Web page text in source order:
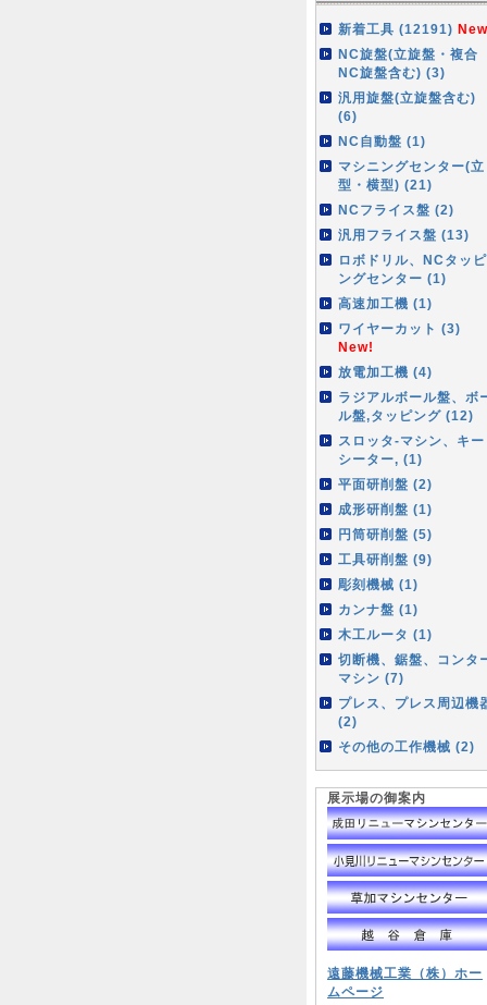
新着工具 (12191)
NC旋盤(立旋盤・複合
NC旋盤含む) (3)
汎用旋盤(立旋盤含む)
(6)
NC自動盤 (1)
マシニングセンター(立
型・横型) (21)
NCフライス盤 (2)
汎用フライス盤 (13)
ロボドリル、NCタッピ
ングセンター (1)
高速加工機 (1)
ワイヤーカット (3)
New!
放電加工機 (4)
ラジアルボール盤、ボ
ル盤,タッピング (12)
スロッタ-マシン、キー
シーター, (1)
平面研削盤 (2)
成形研削盤 (1)
円筒研削盤 (5)
工具研削盤 (9)
彫刻機械 (1)
カンナ盤 (1)
木工ルータ (1)
切断機、鋸盤、コンタ
マシン (7)
プレス、プレス周辺機
(2)
その他の工作機械 (2)
展示場の御案内
遠藤機械工業（株）ホー
ムページ